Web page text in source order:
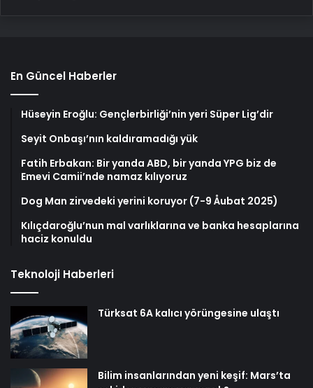
En Güncel Haberler
Hüseyin Eroğlu: Gençlerbirliği’nin yeri Süper Lig’dir
Seyit Onbaşı’nın kaldıramadığı yük
Fatih Erbakan: Bir yanda ABD, bir yanda YPG biz de
Emevi Camii’nde namaz kılıyoruz
Dog Man zirvedeki yerini koruyor (7-9 Åubat 2025)
Kılıçdaroğlu’nun mal varlıklarına ve banka hesaplarına
haciz konuldu
Teknoloji Haberleri
Türksat 6A kalıcı yörüngesine ulaştı
Bilim insanlarından yeni keşif: Mars’ta